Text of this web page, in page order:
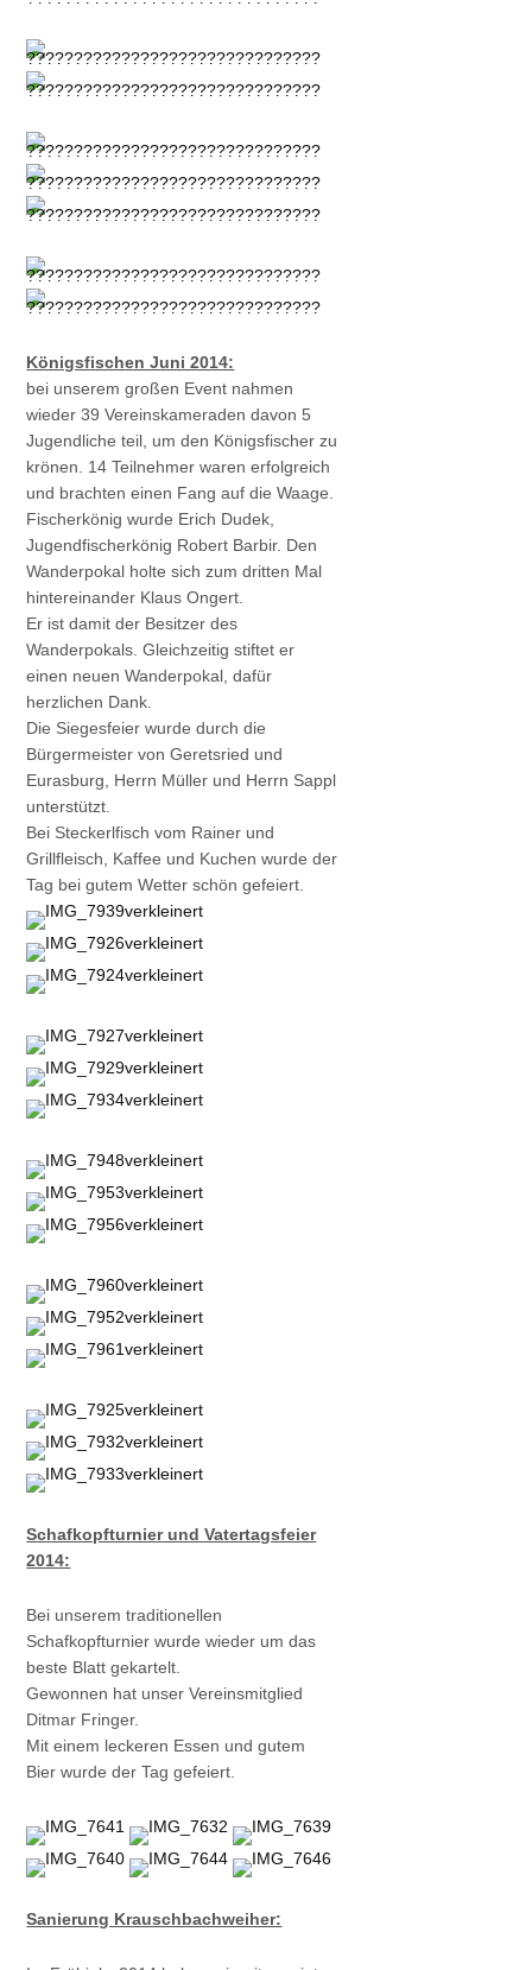
Königsfischen Juni 2014:
bei unserem großen Event nahmen
wieder 39 Vereinskameraden davon 5
Jugendliche teil, um den Königsfischer zu
krönen. 14 Teilnehmer waren erfolgreich
und brachten einen Fang auf die Waage.
Fischerkönig wurde Erich Dudek,
Jugendfischerkönig Robert Barbir. Den
Wanderpokal holte sich zum dritten Mal
hintereinander Klaus Ongert.
Er ist damit der Besitzer des
Wanderpokals. Gleichzeitig stiftet er
einen neuen Wanderpokal, dafür
herzlichen Dank.
Die Siegesfeier wurde durch die
Bürgermeister von Geretsried und
Eurasburg, Herrn Müller und Herrn Sappl
unterstützt.
Bei Steckerlfisch vom Rainer und
Grillfleisch, Kaffee und Kuchen wurde der
Tag bei gutem Wetter schön gefeiert.
Schafkopfturnier und Vatertagsfeier
2014:
Bei unserem traditionellen
Schafkopfturnier wurde wieder um das
beste Blatt gekartelt.
Gewonnen hat unser Vereinsmitglied
Ditmar Fringer.
Mit einem leckeren Essen und gutem
Bier wurde der Tag gefeiert.
Sanierung Krauschbachweiher: